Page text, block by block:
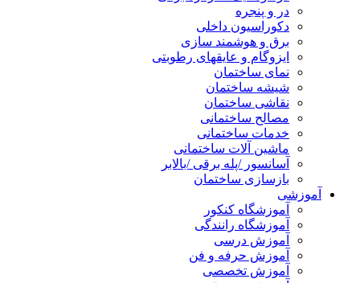
در و پنجره
دکوراسیون داخلی
برق و هوشمند سازی
ایزوگام و عایقهای رطوبتی
نمای ساختمان
شیشه ساختمان
نقاشی ساختمان
مصالح ساختمانی
خدمات ساختمانی
ماشین آلات ساختمانی
آسانسور /پله برقی /بالابر
بازسازی ساختمان
آموزشی
آموزشگاه کنکور
آموزشگاه رانندگی
آموزش درسی
آموزش حرفه و فن
آموزش تخصصی